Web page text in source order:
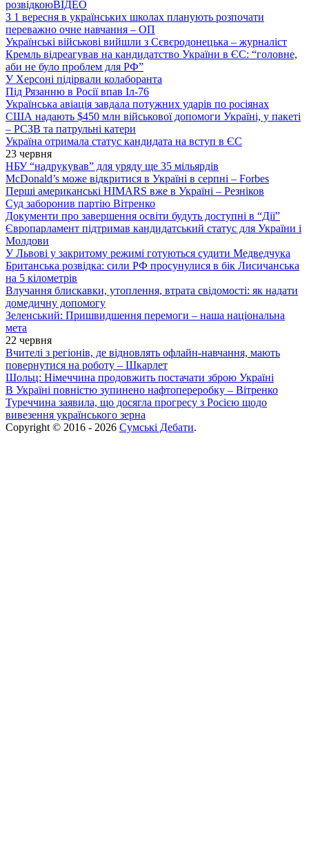
розвідкоюВІДЕО
З 1 вересня в українських школах планують розпочати
переважно очне навчання – ОП
Українські військові вийшли з Сєвєродонецька – журналіст
Кремль відреагував на кандидатство України в ЄС: “головне,
аби не було проблем для РФ”
У Херсоні підірвали колаборанта
Під Рязанню в Росії впав Іл-76
Українська авіація завдала потужних ударів по росіянах
США надають $450 млн військової допомоги Україні, у пакеті
– РСЗВ та патрульні катери
Україна отримала статус кандидата на вступ в ЄС
23 червня
НБУ “надрукував” для уряду ще 35 мільярдів
McDonald’s може відкритися в Україні в серпні – Forbes
Перші американські HIMARS вже в Україні – Резніков
Суд заборонив партію Вітренко
Документи про завершення освіти будуть доступні в “Дії”
Європарламент підтримав кандидатський статус для України і
Молдови
У Львові у закритому режимі готуються судити Медведчука
Британська розвідка: сили РФ просунулися в бік Лисичанська
на 5 кілометрів
Влучання блискавки, утоплення, втрата свідомості: як надати
домедичну допомогу
Зеленський: Пришвидшення перемоги – наша національна
мета
22 червня
Вчителі з регіонів, де відновлять офлайн-навчання, мають
повернутися на роботу – Шкарлет
Шольц: Німеччина продовжить постачати зброю Україні
В Україні повністю зупинено нафтопереробку – Вітренко
Туреччина заявила, що досягла прогресу з Росією щодо
вивезення українського зерна
Copyright © 2016 - 2026 Сумські Дебати.